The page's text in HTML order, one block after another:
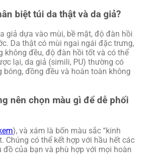
biệt túi da thật và da giả?
giả dựa vào mùi, bề mặt, độ đàn hồi
Da thật có mùi ngai ngái đặc trưng,
không đều, độ đàn hồi tốt và có thể
lại, da giả (simili, PU) thường có
bóng, đồng đều và hoàn toàn không
nên chọn màu gì để dễ phối
), và xám là bốn màu sắc “kinh
Chúng có thể kết hợp với hầu hết các
đồ của bạn và phù hợp với mọi hoàn